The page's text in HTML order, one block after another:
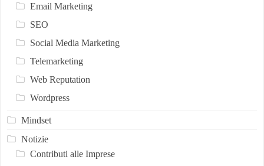
Email Marketing
SEO
Social Media Marketing
Telemarketing
Web Reputation
Wordpress
Mindset
Notizie
Contributi alle Imprese